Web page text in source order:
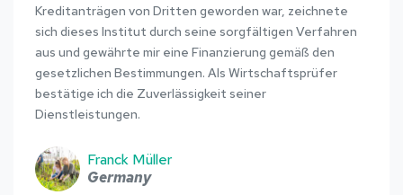
Kreditanträgen von Dritten geworden war, zeichnete
sich dieses Institut durch seine sorgfältigen Verfahren
aus und gewährte mir eine Finanzierung gemäß den
gesetzlichen Bestimmungen. Als Wirtschaftsprüfer
bestätige ich die Zuverlässigkeit seiner
Dienstleistungen.
Franck Müller
Germany